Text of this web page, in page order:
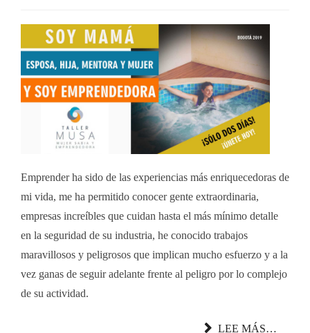
Emprender ha sido de las experiencias más enriquecedoras de
mi vida, me ha permitido conocer gente extraordinaria,
empresas increíbles que cuidan hasta el más mínimo detalle
en la seguridad de su industria, he conocido trabajos
maravillosos y peligrosos que implican mucho esfuerzo y a la
vez ganas de seguir adelante frente al peligro por lo complejo
de su actividad.
LEE MÁS…